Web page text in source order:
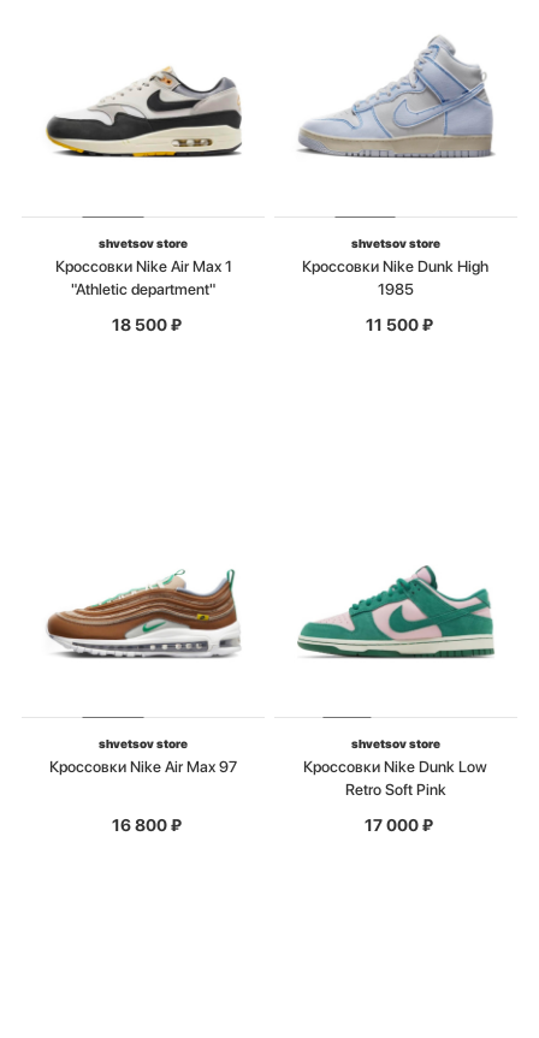
shvetsov store
Кроссовки Nike Air Max 1
"Athletic department"
18 500₽
shvetsov store
Кроссовки Nike Dunk High
1985
11 500₽
shvetsov store
Кроссовки Nike Air Max 97
16 800₽
shvetsov store
Кроссовки Nike Dunk Low
Retro Soft Pink
17 000₽